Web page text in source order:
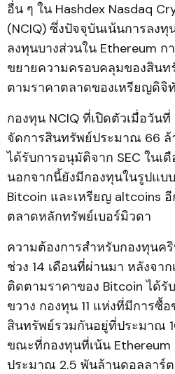
อื่น ๆ ใน Hashdex Nasdaq
(NCIQ) ซึ่งปัจจุบันเน้นการลง
ลงทุนบางส่วนใน Ethereum ก
ขยายความครอบคลุมของสินท
ตามราคาตลาดของเหรียญดิจิ
กองทุน NCIQ ที่เปิดตัวเมื่อวัน
จัดการสินทรัพย์ประมาณ 66 ล้
ได้รับการอนุมัติจาก SEC ในเ
นอกจากนี้ยังมีกองทุนในรูปแ
Bitcoin และเหรียญ altcoins
ตลาดหลักทรัพย์เบอร์มิวดา
ความต้องการสำหรับกองทุนค
ช่วง 14 เดือนที่ผ่านมา หลังจา
ติดตามราคาของ Bitcoin ได้รั
ขวาง กองทุน 11 แห่งที่มีการซื้
สินทรัพย์รวมกันอยู่ที่ประมาณ
ขณะที่กองทุนที่เน้น
ประมาณ 2.5 พันล้านดอลลาร์